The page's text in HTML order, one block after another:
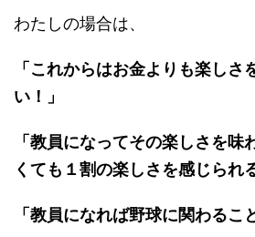
わたしの場合は、
「これからはお金よりも楽しさ
い！」
「教員になってその楽しさを味
くても１割の楽しさを感じられ
「教員になれば野球に関わるこ